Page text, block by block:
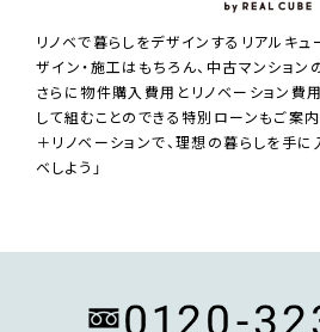
リノベで暮らしをデザインするリアルキュ
ザイン・施工はもちろん、中古マンション
さらに物件購入費用とリノベーション費
して組むことのできる特別ローンもご案
＋リノベーションで、理想の暮らしを手に
ベしよう」